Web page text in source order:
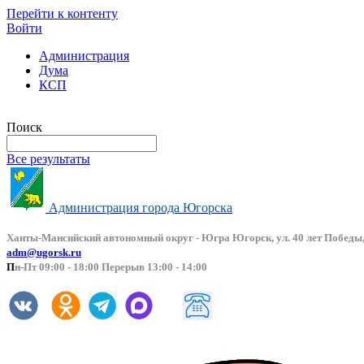
Перейти к контенту
Войти
Администрация
Дума
КСП
Поиск
Все результаты
Администрация города Югорска
Ханты-Мансийский автономный округ - Югра Югорск, ул. 40 лет
adm@ugorsk.ru
Пн-Пт 09:00 - 18:00 Перерыв 13:00 - 14:00